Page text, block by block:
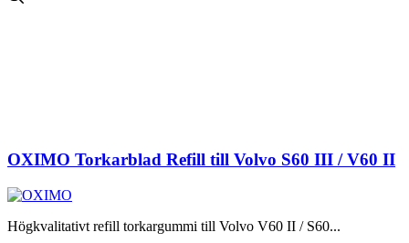
OXIMO Torkarblad Refill till Volvo S60 III / V60 II
Högkvalitativt refill torkargummi till Volvo V60 II / S60...